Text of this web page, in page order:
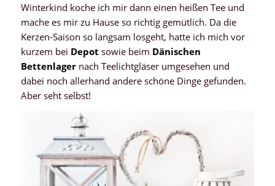
Winterkind koche ich mir dann einen heißen Tee und
mache es mir zu Hause so richtig gemütlich. Da die
Kerzen-Saison so langsam losgeht, hatte ich mich vor
kurzem bei Depot sowie beim Dänischen
Bettenlagernach Teelichtgläser umgesehen und
dabei noch allerhand andere schöne Dinge gefunden.
Aber seht selbst!